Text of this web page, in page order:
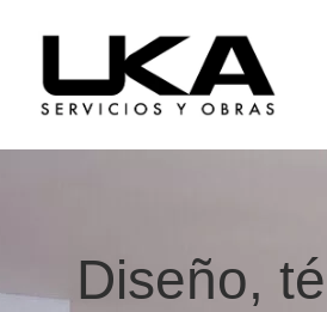
Diseño,